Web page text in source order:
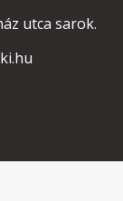
utca sarok.